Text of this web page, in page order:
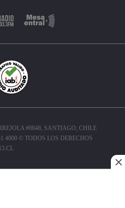
#0848, SANTIAGO, CHILE
4000 © TODOS LOS DERECHOS